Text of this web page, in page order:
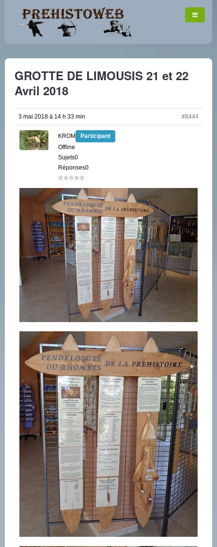
GROTTE DE LIMOUSIS 21 et 22
Avril 2018
3 mai 2018 à 14 h 33 min #8444
KROM
Participant
Offline
Sujets0
Réponses0
☆☆☆☆☆